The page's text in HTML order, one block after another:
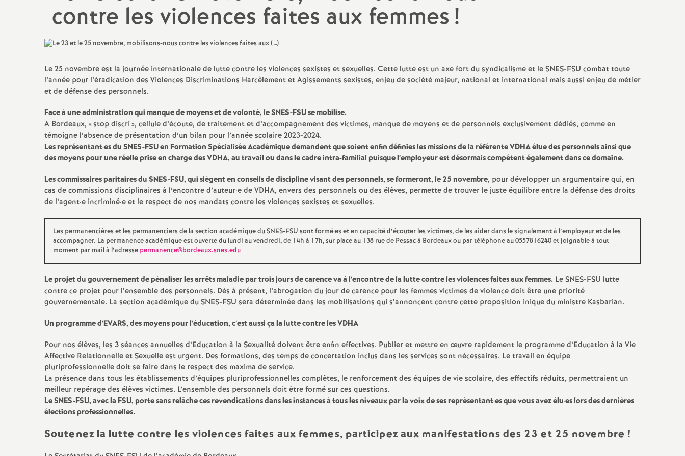
N
a
t
i
o
n
a
l
d
e
s
E
n
s
e
i
g
Titulaire sur Zone de
Remplacement
ash
contre les violences faites aux femmes !
Le 25 novembre est la journée internationale de lutte contre les violences sexistes et sexuelles. Cette lutte est un axe fort du syndicalisme et le SNES-FSU combat toute
l’année pour l’éradication des Violences Discriminations Harcèlement et Agissements sexistes, enjeu de société majeur, national et international mais aussi enjeu de métier
et de défense des personnels.
Face à une administration qui manque de moyens et de volonté, le SNES-FSU se mobilise.
A Bordeaux, «stop discri», cellule d’écoute, de traitement et d’accompagnement des victimes, manque de moyens et de personnels exclusivement dédiés, comme en
témoigne l’absence de présentation d’un bilan pour l’année scolaire 2023-2024.
Les représentant·es du SNES-FSU en Formation Spécialisée Académique demandent que soient enfin définies les missions de la référente VDHA élue des personnels ainsi que
des moyens pour une réelle prise en charge des VDHA, au travail ou dans le cadre intra-familial puisque l’employeur est désormais compétent également dans ce domaine.
Les commissaires paritaires du SNES-FSU, qui siègent en conseils de discipline visant des personnels, se formeront, le 25 novembre, pour développer un argumentaire qui, en
cas de commissions disciplinaires à l’encontre d’auteur·e de VDHA, envers des personnels ou des élèves, permette de trouver le juste équilibre entre la défense des droits
de l’agent·e incriminé·e et le respect de nos mandats contre les violences sexistes et sexuelles.
Les permanencières et les permanenciers de la section académique du SNES-FSU sont formé·es et en capacité d’écouter les victimes, de les aider dans le signalement à l’employeur et de les
accompagner. La permanence académique est ouverte du lundi au vendredi, de 14h à 17h, sur place au 138 rue de Pessac à Bordeaux ou par téléphone au 0557816240 et joignable à tout
moment par mail à l’adresse permanence@bordeaux.snes.edu
Le projet du gouvernement de pénaliser les arrêts maladie par trois jours de carence va à l’encontre de la lutte contre les violences faites aux femmes. Le SNES-FSU lutte
contre ce projet pour l’ensemble des personnels. Dès à présent, l’abrogation du jour de carence pour les femmes victimes de violence doit être une priorité
gouvernementale. La section académique du SNES-FSU sera déterminée dans les mobilisations qui s’annoncent contre cette proposition inique du ministre Kasbarian.
Un programme d’EVARS, des moyens pour l’éducation, c’est aussi ça la lutte contre les VDHA
Pour nos élèves, les 3 séances annuelles d’Education à la Sexualité doivent être enfin effectives. Publier et mettre en œuvre rapidement le programme d’Education à la Vie
Affective Relationnelle et Sexuelle est urgent. Des formations, des temps de concertation inclus dans les services sont nécessaires. Le travail en équipe
pluriprofessionnelle doit se faire dans le respect des maxima de service.
La présence dans tous les établissements d’équipes pluriprofessionnelles complètes, le renforcement des équipes de vie scolaire, des effectifs réduits, permettraient un
meilleur repérage des élèves victimes. L’ensemble des personnels doit être formé sur ces questions.
Le SNES-FSU, avec la FSU, porte sans relâche ces revendications dans les instances à tous les niveaux par la voix de ses représentant·es que vous avez élu·es lors des dernières
élections professionnelles.
Soutenez la lutte contre les violences faites aux femmes, participez aux manifestations des 23 et 25 novembre !